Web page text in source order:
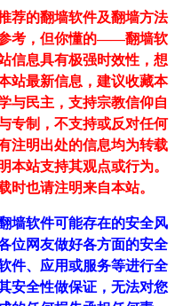
荐的翻墙软件及翻墙方法
考，但你懂的——翻墙软
信息具有极强时效性，想
站最新信息，建议收藏本
与民主，支持宗教信仰自
专制，不支持或反对任何
注明出处的信息均为转载
本站支持其观点或行为。
时也请注明来自本站。
墙软件可能存在的安全风
位网友做好各方面的安全
件、应用或服务等进行全
安全性做保证，无法对您